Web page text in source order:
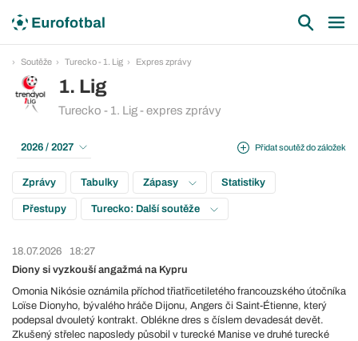
Soutěže Turecko - 1. Lig Expres zprávy
1. Lig
Turecko - 1. Lig - expres zprávy
Přidat soutěž do záložek
2026 / 2027
Zprávy Tabulky Zápasy Statistiky
Přestupy Turecko: Další soutěže
18.07.2026
18:27
Diony si vyzkouší angažmá na Kypru
Omonia Nikósie oznámila příchod třiatřicetiletého francouzského útočníka
Loïse Dionyho, bývalého hráče Dijonu, Angers či Saint-Étienne, který
podepsal dvouletý kontrakt. Oblékne dres s číslem devadesát devět.
Zkušený střelec naposledy působil v turecké Manise ve druhé turecké